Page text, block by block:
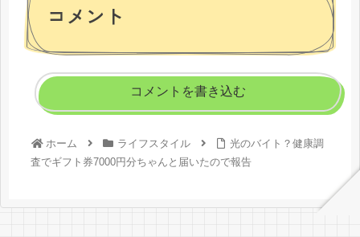
コメント
コメントを書き込む
ホーム ライフスタイル
光のバイト？健康調
査でギフト券7000円分ちゃんと届いたので報告